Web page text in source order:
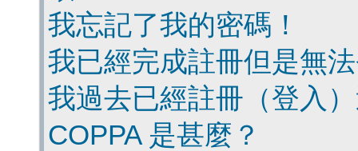
我忘記了我的密碼！
我已經完成註冊但是無
我過去已經註冊（登入
COPPA 是甚麼？